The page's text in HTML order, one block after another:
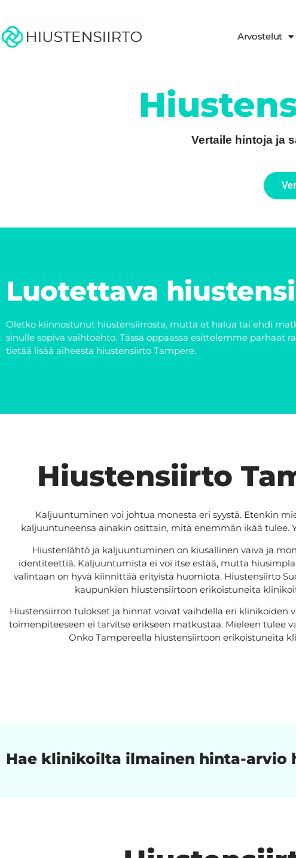
Arvostelut
Vertaile hintoja ja
Luotettava
Oletko kiinnostunut hiustensiirrosta, mutta et halua tai ehdi
sinulle sopiva vaihtoehto. Tässä oppaassa esittelemme
tietää lisää aiheesta hiustensiirto Tampere.
Hiustensiirto
Kaljuuntuminen voi johtua monesta eri syystä. Etenkin
kaljuuntuneensa ainakin osittain, mitä enemmän ikää tulee.
Hiustenlähtö ja kaljuuntuminen on kiusallinen vaiva ja
identiteettiä. Kaljuuntumista ei voi itse estää, mutta
valintaan on hyvä kiinnittää erityistä huomiota. Hiustensiirto
kaupunkien hiustensiirtoon erikoistuneita
Hiustensiirron tulokset ja hinnat voivat vaihdella eri klinikoiden
toimenpiteeseen ei tarvitse erikseen matkustaa. Mieleen tulee
Onko Tampereella hiustensiirtoon erikoistuneita
Hae klinikoilta ilmainen hinta-arvio